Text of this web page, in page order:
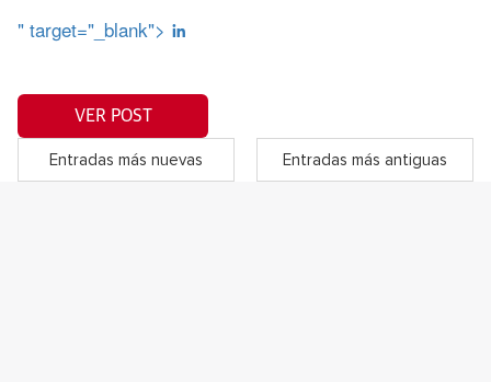
" target="_blank">
VER POST
Entradas más nuevas Entradas más antiguas